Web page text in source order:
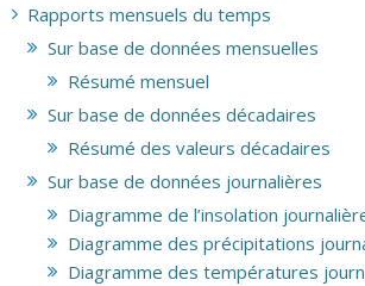
Rapports mensuels du temps
Sur base de données mensuelles
Résumé mensuel
Sur base de données décadaires
Résumé des valeurs décadaires
Sur base de données journalières
Diagramme de l’insolation
Diagramme des précipitations
Diagramme des températures